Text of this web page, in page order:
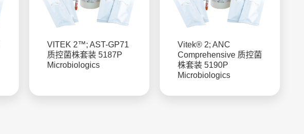
VITEK 2™; AST-GP71
质控菌株套装 5187P
Microbiologics
Vitek® 2; ANC
Comprehensive 质控菌
株套装 5190P
Microbiologics